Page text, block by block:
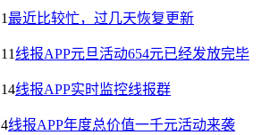
1最近比较忙，过几天恢复更新
11线报APP元旦活动654元已经发放完毕
14线报APP实时监控线报群
4线报APP年度总价值一千元活动来袭